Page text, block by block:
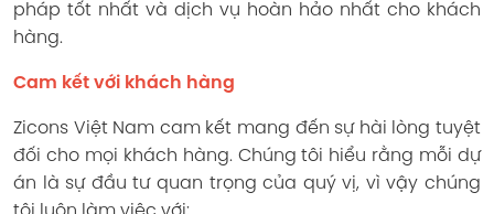
pháp tốt nhất và dịch vụ hoàn hảo nhất cho khách
hàng.
Cam kết với khách hàng
Zicons Việt Nam cam kết mang đến sự hài lòng tuyệt
đối cho mọi khách hàng. Chúng tôi hiểu rằng mỗi dự
án là sự đầu tư quan trọng của quý vị, vì vậy chúng